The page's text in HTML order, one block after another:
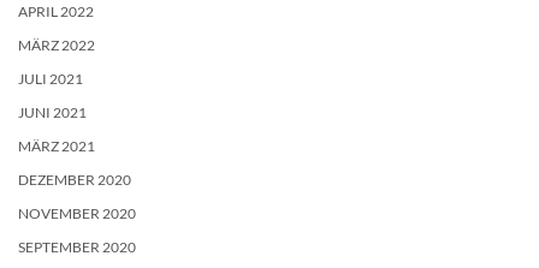
APRIL 2022
MÄRZ 2022
JULI 2021
JUNI 2021
MÄRZ 2021
DEZEMBER 2020
NOVEMBER 2020
SEPTEMBER 2020